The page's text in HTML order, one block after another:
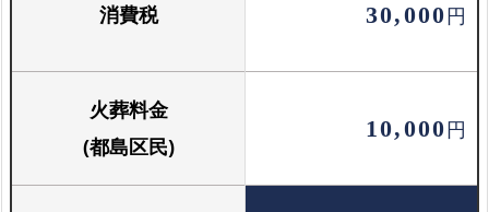
消費税 30,000円
火葬料金
(都島区民)
10,000円